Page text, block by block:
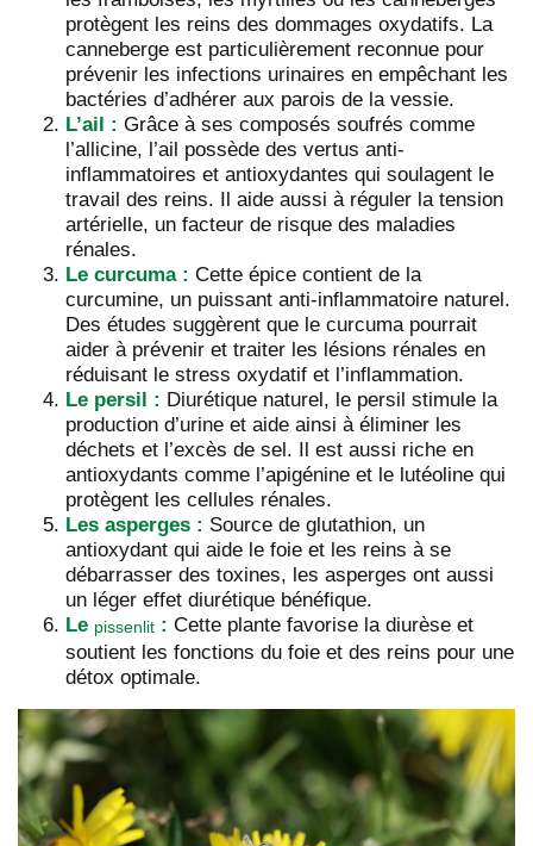
protègent les reins des dommages oxydatifs. La
canneberge est particulièrement reconnue pour
prévenir les infections urinaires en empêchant les
bactéries d’adhérer aux parois de la vessie.
L’ail : Grâce à ses composés soufrés comme
l’allicine, l’ail possède des vertus anti-
inflammatoires et antioxydantes qui soulagent le
travail des reins. Il aide aussi à réguler la tension
artérielle, un facteur de risque des maladies
rénales.
Le curcuma : Cette épice contient de la
curcumine, un puissant anti-inflammatoire naturel.
Des études suggèrent que le curcuma pourrait
aider à prévenir et traiter les lésions rénales en
réduisant le stress oxydatif et l’inflammation.
Le persil : Diurétique naturel, le persil stimule la
production d’urine et aide ainsi à éliminer les
déchets et l’excès de sel. Il est aussi riche en
antioxydants comme l’apigénine et le lutéoline qui
protègent les cellules rénales.
Les asperges : Source de glutathion, un
antioxydant qui aide le foie et les reins à se
débarrasser des toxines, les asperges ont aussi
un léger effet diurétique bénéfique.
Le pissenlit : Cette plante favorise la diurèse et
soutient les fonctions du foie et des reins pour une
détox optimale.